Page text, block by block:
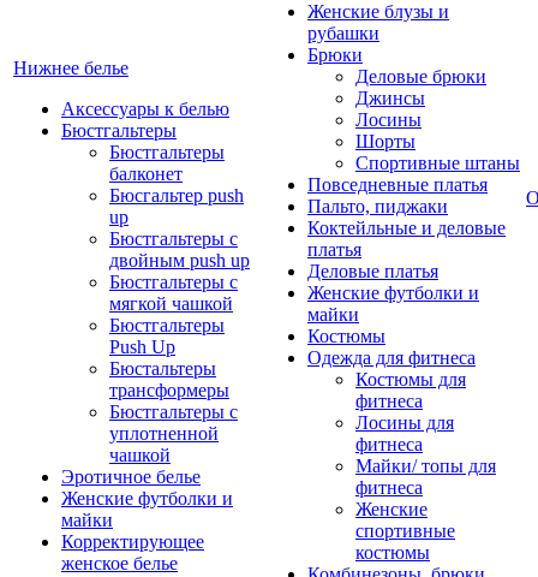
Нижнее белье
Аксессуары к белью
Бюстгальтеры
Бюстгальтеры
балконет
Бюсгальтер push
up
Бюстгальтеры с
двойным push up
Бюстгальтеры с
мягкой чашкой
Бюстгальтеры
Push Up
Бюстальтеры
трансформеры
Бюстгальтеры с
уплотненной
чашкой
Эротичное белье
Женские футболки и
майки
Корректирующее
женское белье
Женские блузы и
рубашки
Брюки
Деловые брюки
Джинсы
Лосины
Шорты
Спортивные штаны
Повседневные платья
Пальто, пиджаки
Коктейльные и деловые
платья
Деловые платья
Женские футболки и
майки
Костюмы
Одежда для фитнеса
Костюмы для
фитнеса
Лосины для
фитнеса
Майки/ топы для
фитнеса
Женские
спортивные
костюмы